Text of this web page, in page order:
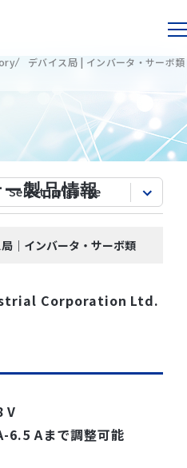
デバイス局 | インバータ・サーボ類
製品情報
｜インバータ・サーボ類
Corporation Ltd.
V
6.5 Aまで調整可能